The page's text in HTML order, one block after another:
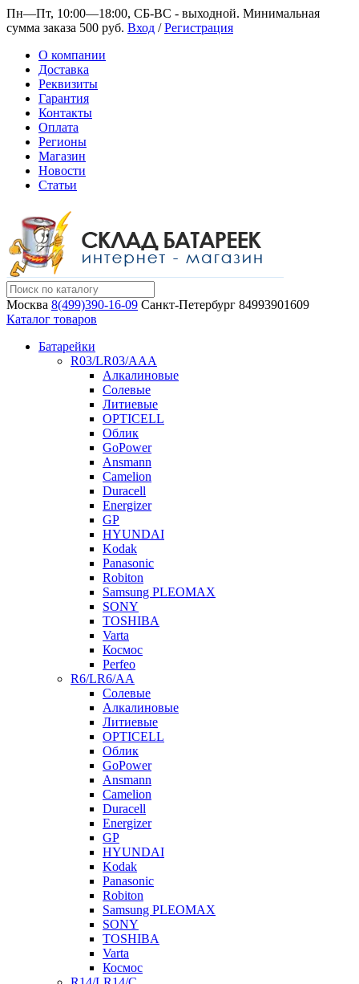
Пн—Пт, 10:00—18:00, СБ-ВС - выходной. Минимальная
сумма заказа 500 руб. Вход /Регистрация
О компании
Доставка
Реквизиты
Гарантия
Контакты
Оплата
Регионы
Магазин
Новости
Статьи
Москва 8(499)390-16-09 Санкт-Петербург 84993901609
Каталог товаров
Батарейки
R03/LR03/AAA
Алкалиновые
Солевые
Литиевые
OPTICELL
Облик
GoPower
Ansmann
Camelion
Duracell
Energizer
GP
HYUNDAI
Kodak
Panasonic
Robiton
Samsung PLEOMAX
SONY
TOSHIBA
Varta
Космос
Perfeo
R6/LR6/AA
Солевые
Алкалиновые
Литиевые
OPTICELL
Облик
GoPower
Ansmann
Camelion
Duracell
Energizer
GP
HYUNDAI
Kodak
Panasonic
Robiton
Samsung PLEOMAX
SONY
TOSHIBA
Varta
Космос